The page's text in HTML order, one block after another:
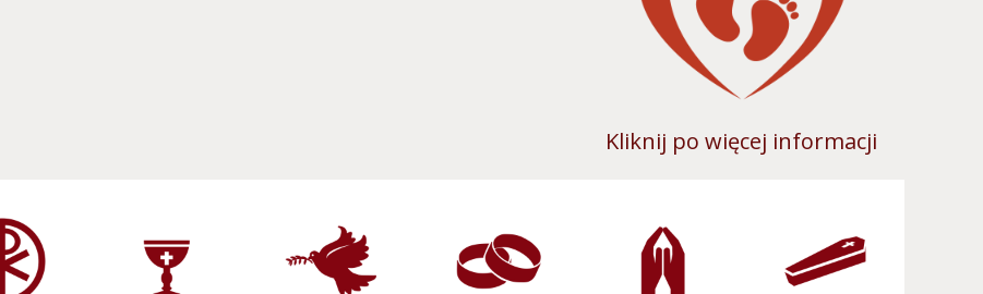
Kliknij po więcej informacji